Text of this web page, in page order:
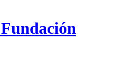
Fundación